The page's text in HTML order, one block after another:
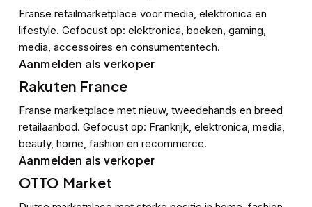
Franse retailmarketplace voor media, elektronica en
lifestyle. Gefocust op: elektronica, boeken, gaming,
media, accessoires en consumententech.
Aanmelden als verkoper
Rakuten France
Franse marketplace met nieuw, tweedehands en breed
retailaanbod. Gefocust op: Frankrijk, elektronica, media,
beauty, home, fashion en recommerce.
Aanmelden als verkoper
OTTO Market